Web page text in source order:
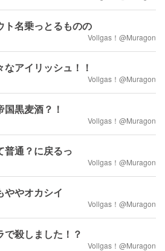
ト名乗っとるものの
Vollgas！@Muragon
なアイリッシュ！！
Vollgas！@Muragon
国黒麦酒？！
Vollgas！@Muragon
普通？に戻るっ
Vollgas！@Muragon
ややオカシイ
Vollgas！@Muragon
で殺しました！？
Vollgas！@Muragon